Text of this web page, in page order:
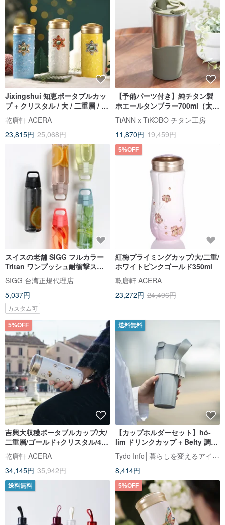
Jixingshui 知恵ポータブルカッ
プ + クリスタル / 大 / 二重層 / 3
色 350ml
乾唐軒 ACERA
23,815円 25,068円
【予備パーツ付き】純チタン製
ホエールタンブラー700ml（太ス
トロー）コールドタンブラー/ス
トロータンブラー/ドリンクカッ
プ
TiANN x TiKOBO チタン工房
11,870円 19,459円
スイスの老舗 SIGG フルカラー
Tritan ワンプッシュ耐衝撃スポ
ーツボトル 1000ml
SIGG 台湾正規代理店
5,037円
カスタム可
5%OFF
紅梅プライミングカップ/大/二重/
ホワイトピンクゴールド350ml
乾唐軒 ACERA
23,272円 24,496円
5%OFF
吉興大収穫ポータブルカップ/大/
二重層/ゴールド+クリスタル/4色
350ml
乾唐軒 ACERA
34,145円 35,942円
送料無料
【カップホルダーセット】hó-
lim ドリンクカップ + Belty 調節
可能カップホルダー
Tydo Info│暮らしを変えるアイデア雑貨
8,414円
送料無料 5%OFF